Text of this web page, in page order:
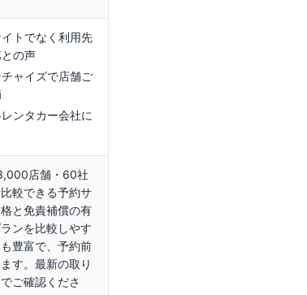
トでなく利用先
の声
ャイズで店舗ご
ンタカー会社に
店舗・60社
較できる予約サ
と免責補償の有
ンを比較しやす
豊富で、予約前
す。最新の取り
ご確認くださ